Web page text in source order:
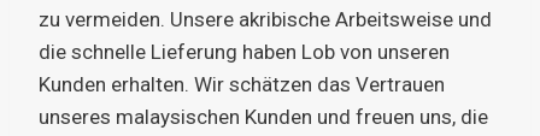
zu vermeiden. Unsere akribische Arbeitsweise und
die schnelle Lieferung haben Lob von unseren
Kunden erhalten. Wir schätzen das Vertrauen
unseres malaysischen Kunden und freuen uns, die